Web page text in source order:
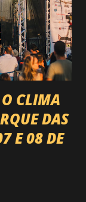
forró,
Leonardo
CLIMA
DAS
E 08 DE